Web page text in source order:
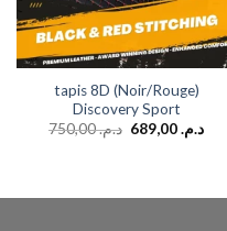
tapis 8D (Noir/Rouge)
Discovery Sport
د.م.750,00 د.م.689,00